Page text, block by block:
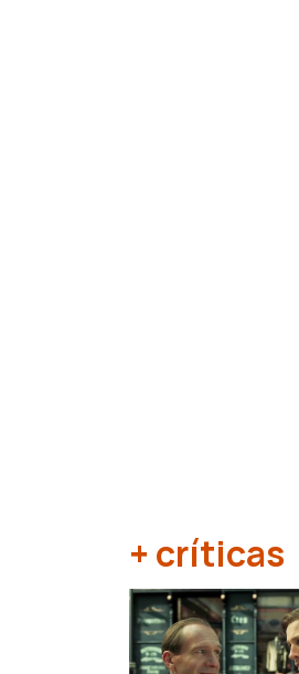
+ críticas